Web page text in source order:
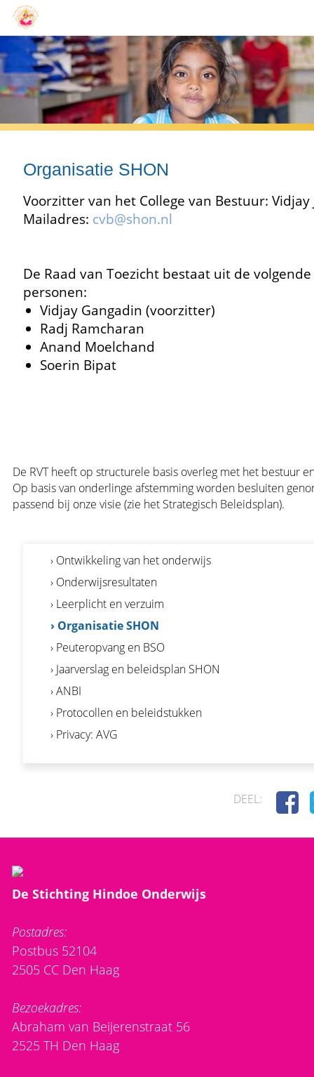
Organisatie SHON
Voorzitter van het College van Bestuur: Vidjay
Mailadres: cvb@shon.nl
De Raad van Toezicht bestaat uit de volgende
personen:
Vidjay Gangadin (voorzitter)
Radj Ramcharan
Anand Moelchand
Soerin Bipat
De RVT heeft op structurele basis overleg met het bestuur
Op basis van onderlinge afstemming worden besluiten
passend bij onze visie (zie het Strategisch Beleidsplan).
› Ontwikkeling van het onderwijs
› Onderwijsresultaten
› Leerplicht en verzuim
› Organisatie SHON
› Peuteropvang en BSO
› Jaarverslag en beleidsplan SHON
› ANBI
› Protocollen en beleidstukken
› Privacy: AVG
DEEL:
De Stichting Hindoe Onderwijs
Postadres:
Postbus 52104
2505 CC Den Haag
Bezoekadres:
Abraham van Beijerenstraat 56
2525 TH Den Haag